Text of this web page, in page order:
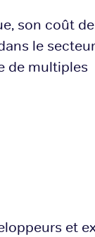
son coût
le secteur
de multiples
et